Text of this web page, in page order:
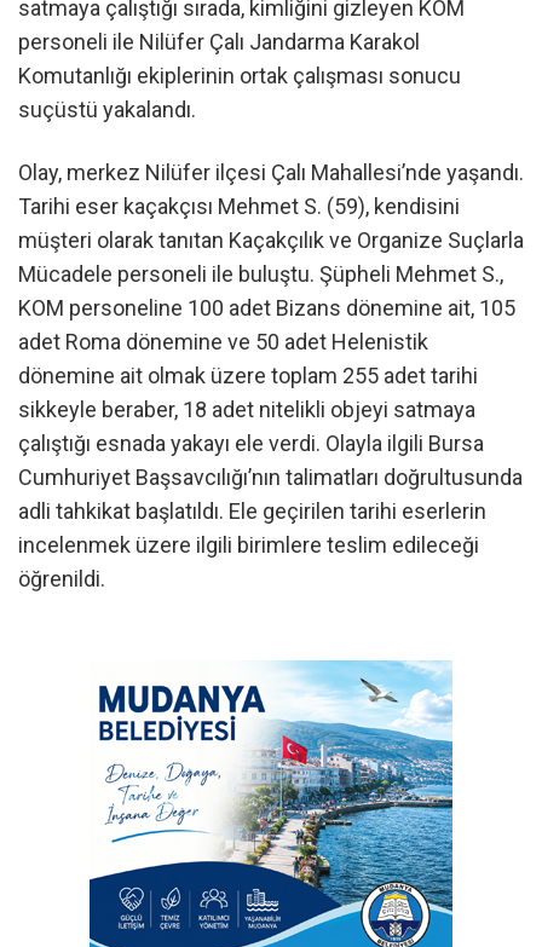
satmaya çalıştığı sırada, kimliğini gizleyen KOM
personeli ile Nilüfer Çalı Jandarma Karakol
Komutanlığı ekiplerinin ortak çalışması sonucu
suçüstü yakalandı.
Olay, merkez Nilüfer ilçesi Çalı Mahallesi’nde yaşandı.
Tarihi eser kaçakçısı Mehmet S. (59), kendisini
müşteri olarak tanıtan Kaçakçılık ve Organize Suçlarla
Mücadele personeli ile buluştu. Şüpheli Mehmet S.,
KOM personeline 100 adet Bizans dönemine ait, 105
adet Roma dönemine ve 50 adet Helenistik
dönemine ait olmak üzere toplam 255 adet tarihi
sikkeyle beraber, 18 adet nitelikli objeyi satmaya
çalıştığı esnada yakayı ele verdi. Olayla ilgili Bursa
Cumhuriyet Başsavcılığı’nın talimatları doğrultusunda
adli tahkikat başlatıldı. Ele geçirilen tarihi eserlerin
incelenmek üzere ilgili birimlere teslim edileceği
öğrenildi.